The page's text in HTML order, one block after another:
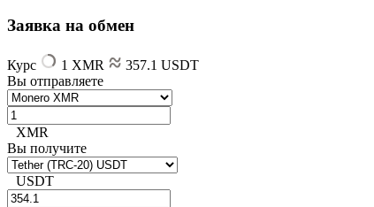
Заявка на обмен
Курс 1 XMR
357.1 USDT
Вы отправляете
XMR
Вы получите
USDT